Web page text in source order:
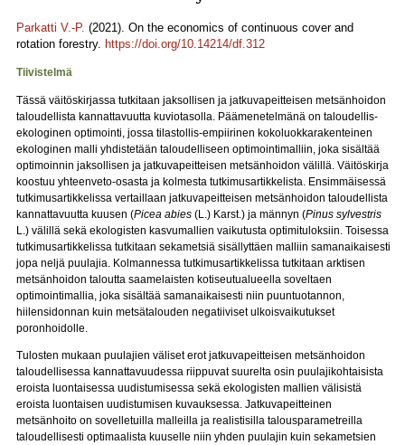
Parkatti V.-P. (2021). On the economics of continuous cover and
rotation forestry. https://doi.org/10.14214/df.312
Tiivistelmä
Tässä väitöskirjassa tutkitaan jaksollisen ja jatkuvapeitteisen metsänhoidon
taloudellista kannattavuutta kuviotasolla. Päämenetelmänä on taloudellis-
ekologinen optimointi, jossa tilastollis-empiirinen kokoluokkarakenteinen
ekologinen malli yhdistetään taloudelliseen optimointimalliin, joka sisältää
optimoinnin jaksollisen ja jatkuvapeitteisen metsänhoidon välillä. Väitöskirja
koostuu yhteenveto-osasta ja kolmesta tutkimusartikkelista. Ensimmäisessä
tutkimusartikkelissa vertaillaan jatkuvapeitteisen metsänhoidon taloudellista
kannattavuutta kuusen (Picea abies (L.) Karst.) ja männyn (Pinus sylvestris
L.) välillä sekä ekologisten kasvumallien vaikutusta optimituloksiin. Toisessa
tutkimusartikkelissa tutkitaan sekametsiä sisällyttäen malliin samanaikaisesti
jopa neljä puulajia. Kolmannessa tutkimusartikkelissa tutkitaan arktisen
metsänhoidon taloutta saamelaisten kotiseutualueella soveltaen
optimointimallia, joka sisältää samanaikaisesti niin puuntuotannon,
hiilensidonnan kuin metsätalouden negatiiviset ulkoisvaikutukset
poronhoidolle.
Tulosten mukaan puulajien väliset erot jatkuvapeitteisen metsänhoidon
taloudellisessa kannattavuudessa riippuvat suurelta osin puulajikohtaisista
eroista luontaisessa uudistumisessa sekä ekologisten mallien välisistä
eroista luontaisen uudistumisen kuvauksessa. Jatkuvapeitteinen
metsänhoito on sovelletuilla malleilla ja realistisilla talousparametreilla
taloudellisesti optimaalista kuuselle niin yhden puulajin kuin sekametsien